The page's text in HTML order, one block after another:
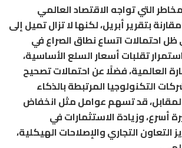
التي تواجه الاقتصاد العالمي
بتقرير أبريل، لكنها لا تزال تميل إلى
ظل احتمالات اتساع نطاق الصراع في
تقلبات أسعار السلع الأساسية،
العالمية، فضلًا عن احتمالات تصحيح
التكنولوجيا المرتبطة بالذكاء
قد تسهم عوامل مثل انخفاض
أسرع، وزيادة الاستثمارات في
التعاون التجاري والإصلاحات الهيكلية،